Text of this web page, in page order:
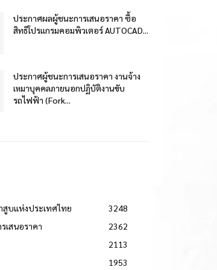
ประกาศผลผู้ชนะการเสนอราคา ซื้อ
สิทธิโปรแกรมคอมพิวเตอร์ AUTOCAD...
ประกาศผู้ชนะการเสนอราคา งานจ้าง
เหมาบุคคลภายนอกปฏิบัติงานขับ
รถไฟฟ้า (Fork...
สูบแห่งประเทศไทย
3248
เสนอราคา
2362
2113
1953